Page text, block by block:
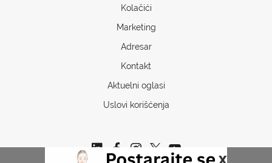
x
Kolačići
Marketing
Adresar
Kontakt
Aktuelni oglasi
Uslovi korišćenja